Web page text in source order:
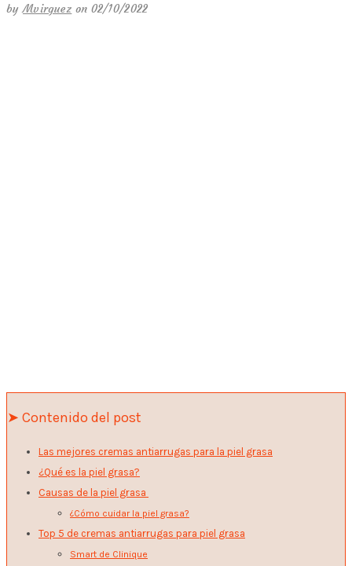
byMvirguez on 02/10/2022
➤ Contenido del post
Las mejores cremas antiarrugas para la piel grasa
¿Qué es la piel grasa?
Causas de la piel grasa
¿Cómo cuidar la piel grasa?
Top 5 de cremas antiarrugas para piel grasa
Smart de Clinique